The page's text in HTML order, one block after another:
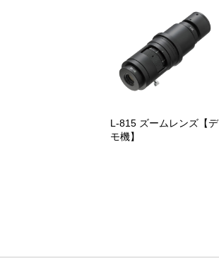
L-815 ズームレンズ【デ
モ機】